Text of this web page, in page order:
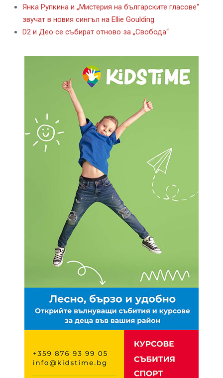
Янка Рупкина и „Мистерия на българските гласове“
звучат в новия сингъл на Ellie Goulding
D2 и Део се събират отново за „Свобода“